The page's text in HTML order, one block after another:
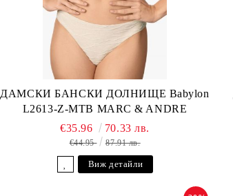
ДАМСКИ БАНСКИ ДОЛНИЩЕ Babylon
L2613-Z-MTB MARC & ANDRE
€35.96 70.33 лв.
€44.95 87.91 лв.
Виж детайли